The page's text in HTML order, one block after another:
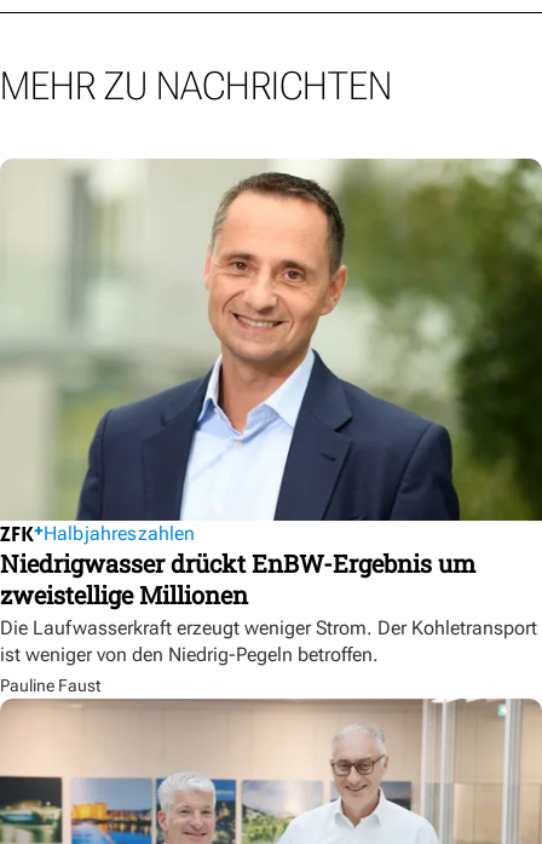
MEHR ZU NACHRICHTEN
Halbjahreszahlen
Niedrigwasser drückt EnBW-Ergebnis um
zweistellige Millionen
Die Laufwasserkraft erzeugt weniger Strom. Der Kohletransport
ist weniger von den Niedrig-Pegeln betroffen.
Pauline Faust